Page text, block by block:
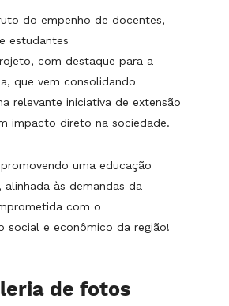
do empenho de docentes,
estudantes
com destaque para a
que vem consolidando
relevante iniciativa de extensão
impacto direto na sociedade.
promovendo uma educação
às demandas da
com o
social e econômico da região!
de fotos